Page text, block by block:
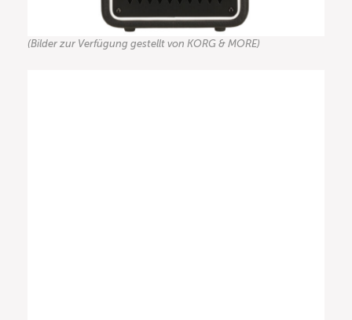
(Bilder zur Verfügung gestellt von KORG & MORE)